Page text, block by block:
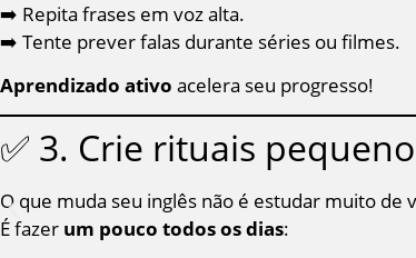
➡️ Repita frases em voz alta.
➡️ Tente prever falas durante séries ou filmes.
Aprendizado ativo acelera seu progresso!
✅ 3. Crie rituais
O que muda seu inglês não é estudar muito de
É fazer um pouco todos os dias: